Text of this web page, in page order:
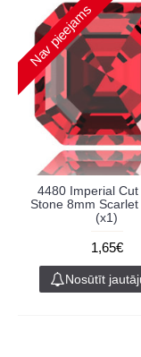
Nav pieejams
4480 Imperial Cut
Stone 8mm
(x1)
1,65€
Nosūtīt